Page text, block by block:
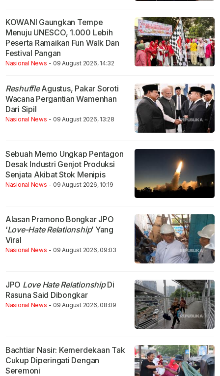
KOWANI Gaungkan Tempe
Menuju UNESCO, 1.000 Lebih
Peserta Ramaikan Fun Walk Dan
Festival Pangan
Nasional News - 09 August 2026, 14:32
ReshuffleAgustus, Pakar Soroti
Wacana Pergantian Wamenhan
Dari Sipil
Nasional News - 09 August 2026, 13:28
Sebuah Memo Ungkap Pentagon
Desak Industri Genjot Produksi
Senjata Akibat Stok Menipis
Nasional News - 09 August 2026, 10:19
Alasan Pramono Bongkar JPO
‘Love-Hate Relationship’ Yang
Viral
Nasional News - 09 August 2026, 09:03
JPO Love Hate RelationshipDi
Rasuna Said Dibongkar
Nasional News - 09 August 2026, 08:09
Bachtiar Nasir: Kemerdekaan Tak
Cukup Diperingati Dengan
Seremoni